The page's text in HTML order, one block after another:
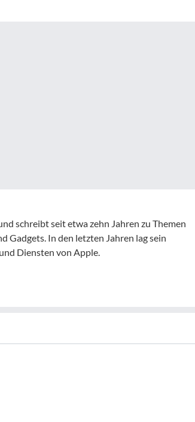
schreibt seit etwa zehn Jahren zu Themen
Gadgets. In den letzten Jahren lag sein
Diensten von Apple.